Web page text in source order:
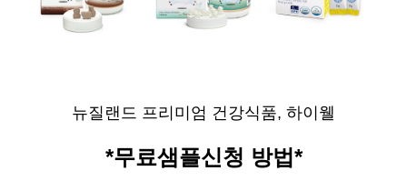
뉴질랜드 프리미엄 건강식품, 하이웰
*무료샘플신청 방법*